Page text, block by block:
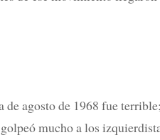
de agosto de 1968 fue
mucho a los